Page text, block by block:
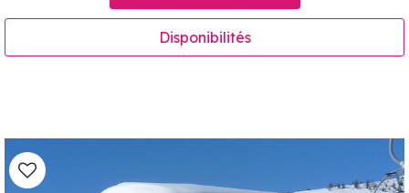
Disponibilités